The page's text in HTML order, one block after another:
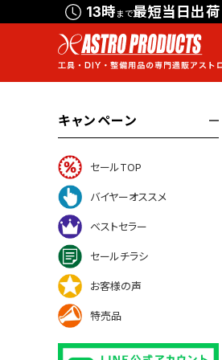
13時まで最短当日出荷
キャンペーン
セールTOP
バイヤーオススメ
ベストセラー
セールチラシ
お客様の声
特売品